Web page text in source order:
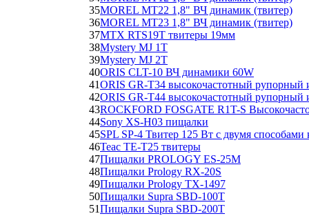
35MOREL MT22 1,8" ВЧ динамик (твитер)
36MOREL MT23 1,8" ВЧ динамик (твитер)
37MTX RTS19T твитеры 19мм
38Mystery MJ 1T
39Mystery MJ 2T
40ORIS CLT-10 ВЧ динамики 60W
41ORIS GR-T34 высокочастотный рупорный
42ORIS GR-T44 высокочастотный рупорный
43ROCKFORD FOSGATE R1T-S
44Sony XS-H03 пищалки
45SPL SP-4 Твитер 125 Вт с двумя способами
46Teac TE-T25 твитеры
47Пищалки PROLOGY ES-25М
48Пищалки Prology RX-20S
49Пищалки Prology TX-1497
50Пищалки Supra SBD-100T
51Пищалки Supra SBD-200T